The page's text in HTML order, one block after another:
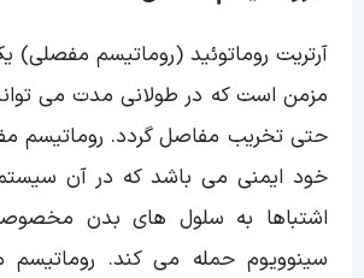
آرتریت روماتوئید (روماتیسم مفصلی)
مزمن است که در طولانی مدت می
حتی تخریب مفاصل گردد. روماتیسم
خود ایمنی می باشد که در آن
اشتباها به سلول های بدن
سینوویوم حمله می کند.